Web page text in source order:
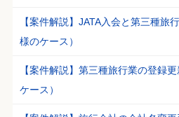
【案件解説】JATA入会と第三種旅
様のケース）
【案件解説】第三種旅行業の登録
ケース）